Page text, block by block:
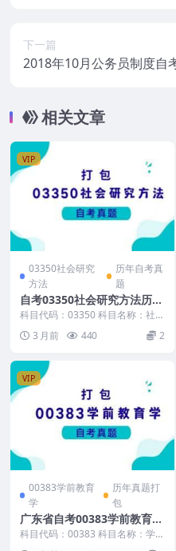
下一篇
2018年10月公务员制度自
相关文章
VIP
03350社会研究
方法
历年自考真
题
自考03350社会研究方法历年
真题及答案
科目代码：03350 科目名称：社会
研究方法 真题及答案包含： 2026
年4月自...
3 月前 440 2
VIP
00383学前教育
学
历年真题打
包
广东省自考00383学前教育学
写作历年真题及答案
科目代码：00383 科目名称：学前
教育学 自考真题及答案包含： 广